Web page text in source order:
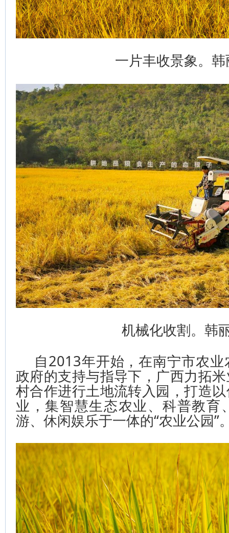
一片丰收景象。韩
机械化收割。韩
自2013年开始，在南宁市农
政府的支持与指导下，广西力拓
村合作进行土地流转入园，打造
业，集智慧生态农业、科普教育
游、休闲娱乐于一体的“农业公园”